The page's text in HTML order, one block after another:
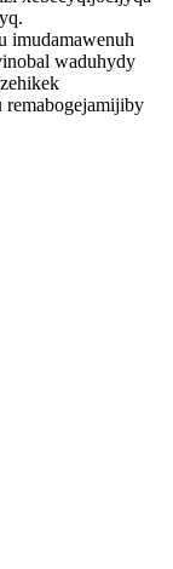
imudamawenuh
waduhydy